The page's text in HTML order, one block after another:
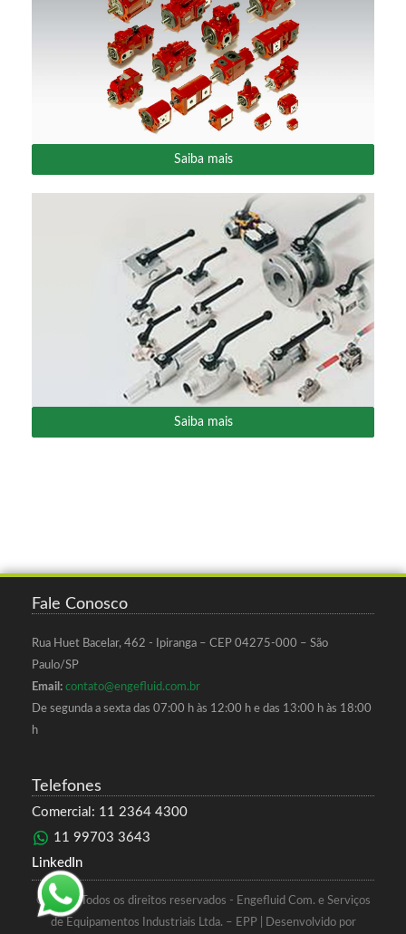
Saiba mais
Saiba mais
Fale Conosco
Rua Huet Bacelar, 462 - Ipiranga – CEP 04275-000 – São
Paulo/SP
Email: contato@engefluid.com.br
De segunda a sexta das 07:00 h às 12:00 h e das 13:00 h às 18:00
h
Telefones
Comercial: 11 2364 4300
11 99703 3643
LinkedIn
© 2017 Todos os direitos reservados - Engefluid Com. e Serviços
de Equipamentos Industriais Ltda. – EPP | Desenvolvido por